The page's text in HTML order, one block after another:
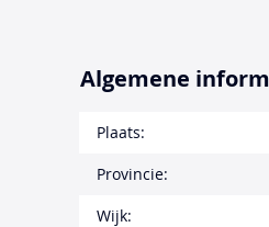
Algemene
Plaats:
Provincie:
Wijk: